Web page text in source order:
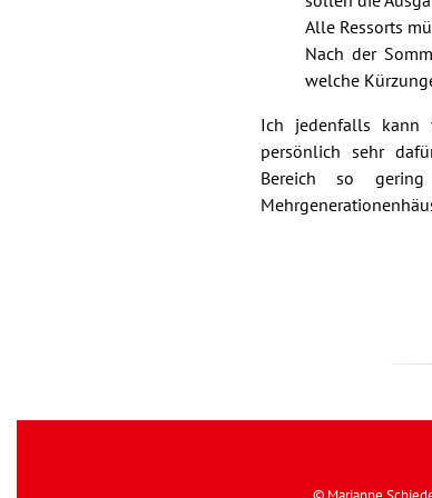
Alle Ressorts
Nach der
welche
Ich jedenfalls kann
persönlich sehr
Bereich so